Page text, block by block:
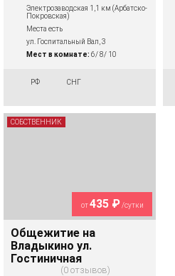
Электрозаводская 1,1 км (Арбатско-
Покровская)
Места есть
ул. Госпитальный Вал, 3
Мест в комнате: 6/ 8/ 10
РФ СНГ
от435 ₽/сутки
Общежитие на
Владыкино ул.
Гостиничная
0 отзывов
СОБСТВЕННИК